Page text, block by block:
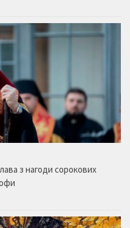
з нагоди сорокових